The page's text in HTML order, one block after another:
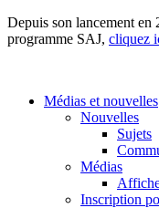
Depuis son lancement en
programme SAJ, cliquez
Médias et nouvelles
Nouvelles
Sujets
Médias
Inscription